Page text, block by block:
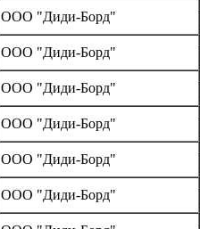
ООО "Диди-Борд"
ООО "Диди-Борд"
ООО "Диди-Борд"
ООО "Диди-Борд"
ООО "Диди-Борд"
ООО "Диди-Борд"